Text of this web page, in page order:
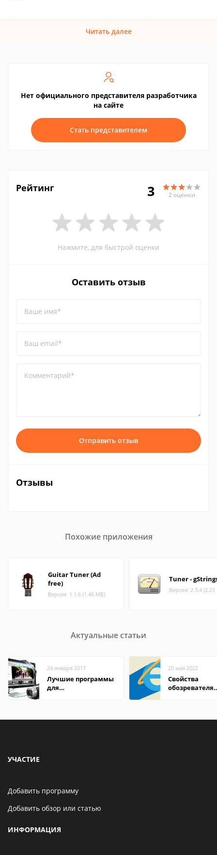
Читать далее
Нет официального представителя разработчика
на сайте
Стать представителем
Рейтинг 3 2 оценки
Нажмите, для быстрой оценки
Оставить отзыв
Ваше имя*
Ваш email*
Комментарий*
Отправить отзыв
Отзывы
Похожие приложения
Guitar Tuner (Ad
free)
Версия: 1.1.6 (1.45 МБ)
Tuner -
Версия: 2.3.4
Актуальные статьи
24 января 2017
Лучшие программы
для
20 мая 2022
Свойства
обозревателя
УЧАСТИЕ
Добавить программу
Добавить обзор или статью
ИНФОРМАЦИЯ